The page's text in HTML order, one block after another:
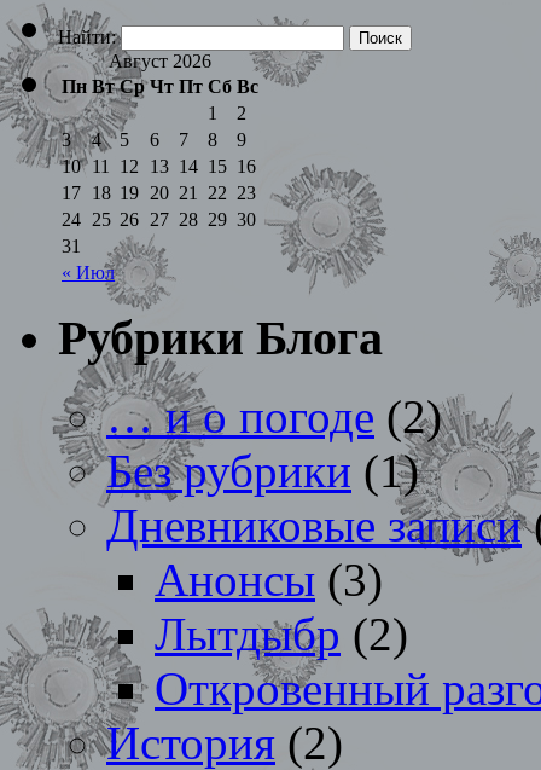
Найти:
Август 2026
Пн Вт Ср Чт Пт Сб Вс
« Июл
1
2
3
4 5 6 7 8
9
10 11 12 13 14 15 16
17 18 19 20 21 22 23
24 25 26 27 28 29 30
31
Рубрики Блога
… и о погоде (2)
Без рубрики (1)
Дневниковые записи
Анонсы (3)
Лытдыбр (2)
Откровенный
История (2)